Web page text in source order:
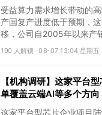
价格上行
受益算力需求增长带动的
产国复产进度低于预期，
移，公司自2005年以来产
冶炼产能整合并举，公司
价格上行。
190 人解锁 ·08-07 13:04 星期五
【机构调研】这家平台
单覆盖云端AI等多个方向
这家平台型芯片企业项目